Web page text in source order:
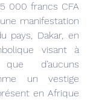
000 francs CFA
manifestation
pays, Dakar, en
visant à
d’aucuns
un vestige
en Afrique